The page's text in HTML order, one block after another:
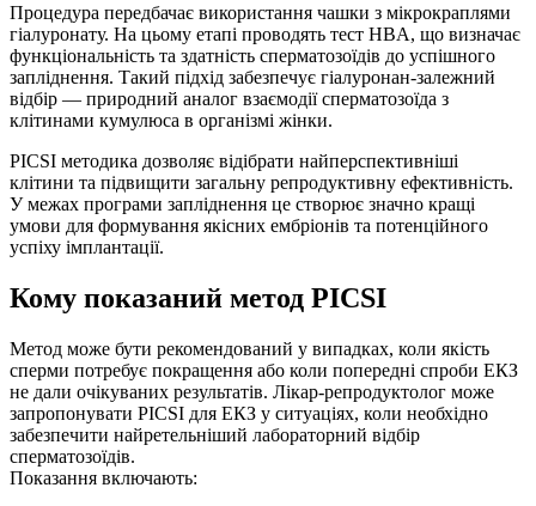
Процедура передбачає використання чашки з мікрокраплями
гіалуронату. На цьому етапі проводять тест HBA, що визначає
функціональність та здатність сперматозоїдів до успішного
запліднення. Такий підхід забезпечує гіалуронан-залежний
відбір — природний аналог взаємодії сперматозоїда з
клітинами кумулюса в організмі жінки.
PICSI методика дозволяє відібрати найперспективніші
клітини та підвищити загальну репродуктивну ефективність.
У межах програми запліднення це створює значно кращі
умови для формування якісних ембріонів та потенційного
успіху імплантації.
Кому показаний метод PICSI
Метод може бути рекомендований у випадках, коли якість
сперми потребує покращення або коли попередні спроби ЕКЗ
не дали очікуваних результатів. Лікар-репродуктолог може
запропонувати PICSI для ЕКЗ у ситуаціях, коли необхідно
забезпечити найретельніший лабораторний відбір
сперматозоїдів.
Показання включають: